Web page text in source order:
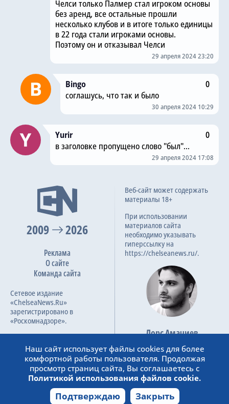
Челси только Палмер стал игроком основы
без аренд, все остальные прошли
несколько клубов и в итоге только единицы
в 22 года стали игроками основы.
Поэтому он и отказывал Челси
29 апреля 2024 23:20
Bingo
0
соглашусь, что так и было
30 апреля 2024 10:29
Yurir
0
в заголовке пропущено слово "был"...
29 апреля 2024 17:08
2009 2026
Реклама
О сайте
Команда сайта
Сетевое издание
«ChelseaNews.Ru»
зарегистрировано в
«Роскомнадзоре».
ФС 77 – 87138.
Веб-сайт может содержать
материалы 18+
При использовании
материалов сайта
необходимо указывать
гиперссылку на
https://chelseanews.ru/.
Лорс Амачиев
Основатель сайта
admin@chelseanews.ru
https://www.linkedin.com/
Наш сайт использует файлы cookies для более
комфортной работы пользователя. Продолжая
просмотр страниц сайта, Вы соглашаетесь с
Политикой использования файлов cookie.
Подтверждаю Закрыть